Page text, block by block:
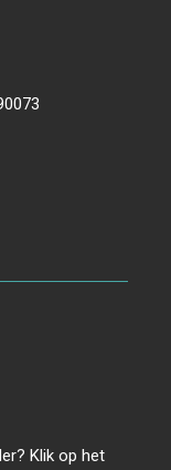
Klik op het